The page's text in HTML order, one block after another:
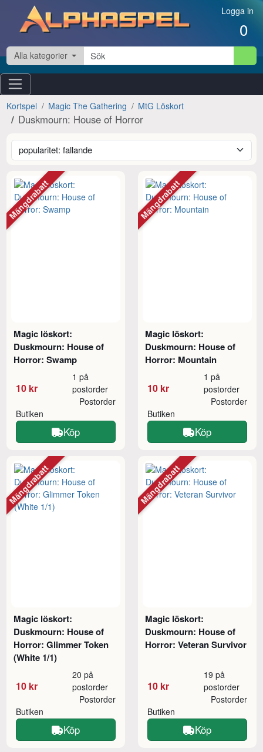
Hoppa till innehåll Logga in
0
Alla kategorier
Kortspel Magic The Gathering MtG Löskort
Duskmourn: House of Horror
Magic löskort:
Duskmourn: House of
Horror: Swamp
10 kr
1 på
postorder
Butiken
Postorder
Köp
Mängdrabatt
Magic löskort:
Duskmourn: House of
Horror: Mountain
10 kr
1 på
postorder
Butiken
Postorder
Köp
Mängdrabatt
Magic löskort:
Duskmourn: House of
Horror: Glimmer Token
(White 1/1)
10 kr
20 på
postorder
Butiken
Postorder
Köp
Mängdrabatt
Magic löskort:
Duskmourn: House of
Horror: Veteran Survivor
10 kr
19 på
postorder
Butiken
Postorder
Köp
Mängdrabatt